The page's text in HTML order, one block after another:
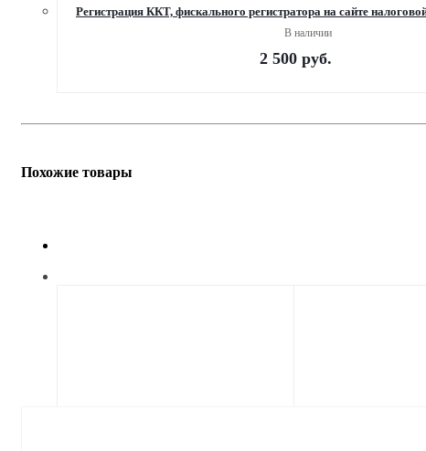
Регистрация ККТ, фискального регистратора на сайте
В наличии
2 500руб.
Похожие товары